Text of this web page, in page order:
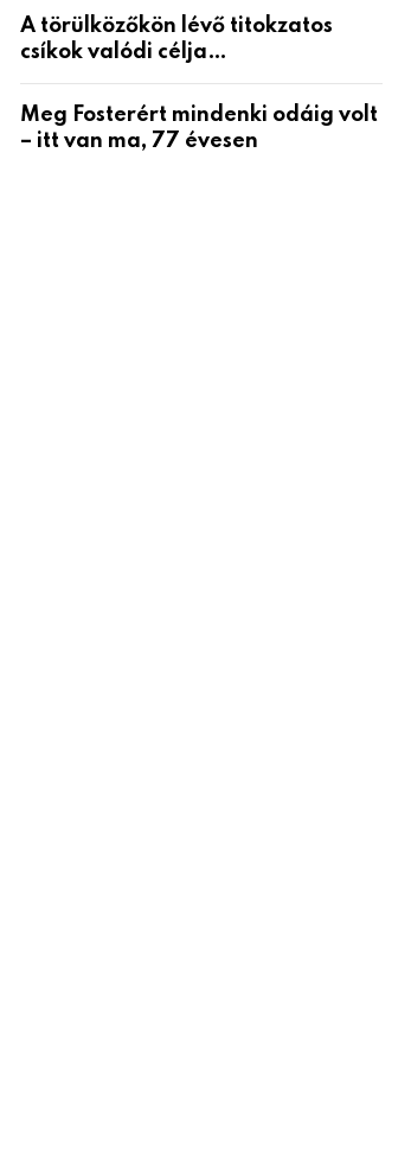
A törülközőkön lévő titokzatos
csíkok valódi célja…
Meg Fosterért mindenki odáig volt
– itt van ma, 77 évesen